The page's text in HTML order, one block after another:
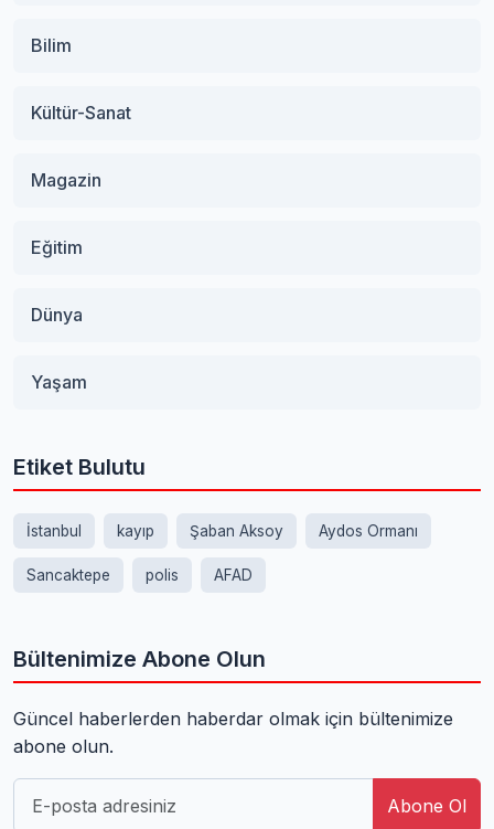
Bilim
Kültür-Sanat
Magazin
Eğitim
Dünya
Yaşam
Etiket Bulutu
İstanbul kayıp Şaban Aksoy Aydos Ormanı
Sancaktepe polis AFAD
Bültenimize Abone Olun
Güncel haberlerden haberdar olmak için bültenimize
abone olun.
Abone Ol